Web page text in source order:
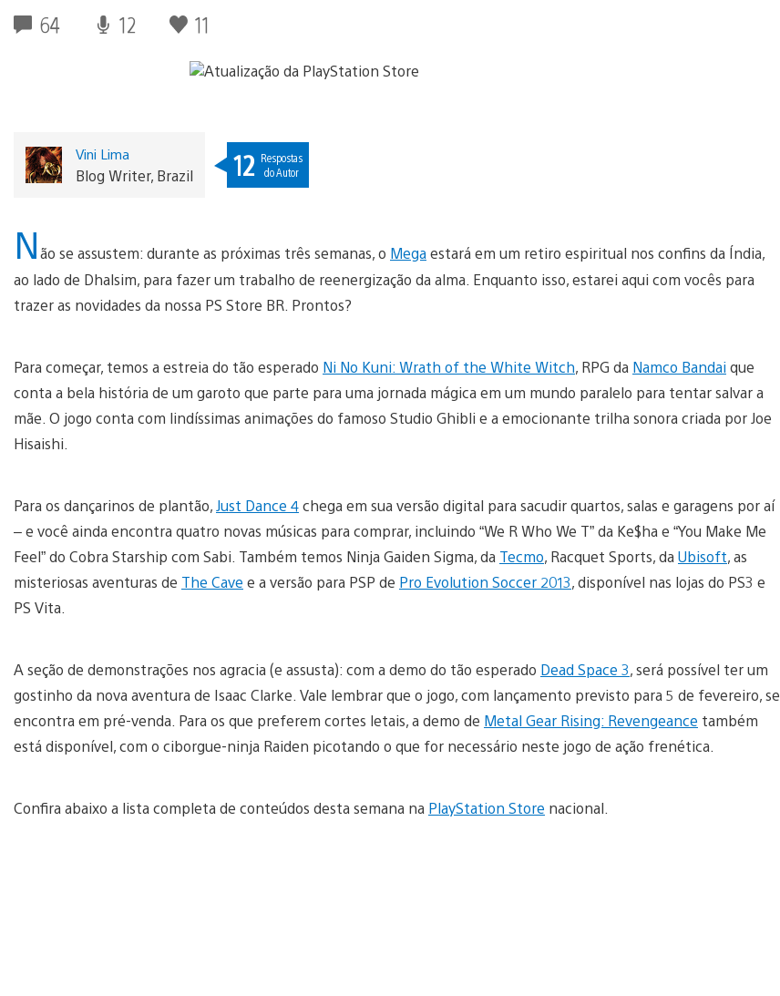
64 12 11
Vini Lima
Blog Writer, Brazil 12 Respostas
do Autor
Não se assustem: durante as próximas três semanas, o Megaestará em um retiro espiritual nos confins da Índia,
ao lado de Dhalsim, para fazer um trabalho de reenergização da alma. Enquanto isso, estarei aqui com vocês para
trazer as novidades da nossa PS Store BR. Prontos?
Para começar, temos a estreia do tão esperado Ni No Kuni: Wrath of the White Witch, RPG da Namco Bandaique
conta a bela história de um garoto que parte para uma jornada mágica em um mundo paralelo para tentar salvar a
mãe. O jogo conta com lindíssimas animações do famoso Studio Ghibli e a emocionante trilha sonora criada por Joe
Hisaishi.
Para os dançarinos de plantão,Just Dance 4chega em sua versão digital para sacudir quartos, salas e garagens por aí
– e você ainda encontra quatro novas músicas para comprar, incluindo “We R Who We T” da Ke$ha e “You Make Me
Feel” do Cobra Starship com Sabi. Também temos Ninja Gaiden Sigma, da Tecmo, Racquet Sports, da Ubisoft, as
misteriosas aventuras de The Cave e a versão para PSP de Pro Evolution Soccer 2013, disponível nas lojas do PS3 e
PS Vita.
A seção de demonstrações nos agracia (e assusta): com a demo do tão esperado Dead Space 3, será possível ter um
gostinho da nova aventura de Isaac Clarke. Vale lembrar que o jogo, com lançamento previsto para 5 de fevereiro, se
encontra em pré-venda. Para os que preferem cortes letais, a demo de Metal Gear Rising: Revengeance também
está disponível, com o ciborgue-ninja Raiden picotando o que for necessário neste jogo de ação frenética.
Confira abaixo a lista completa de conteúdos desta semana na PlayStation Store nacional.